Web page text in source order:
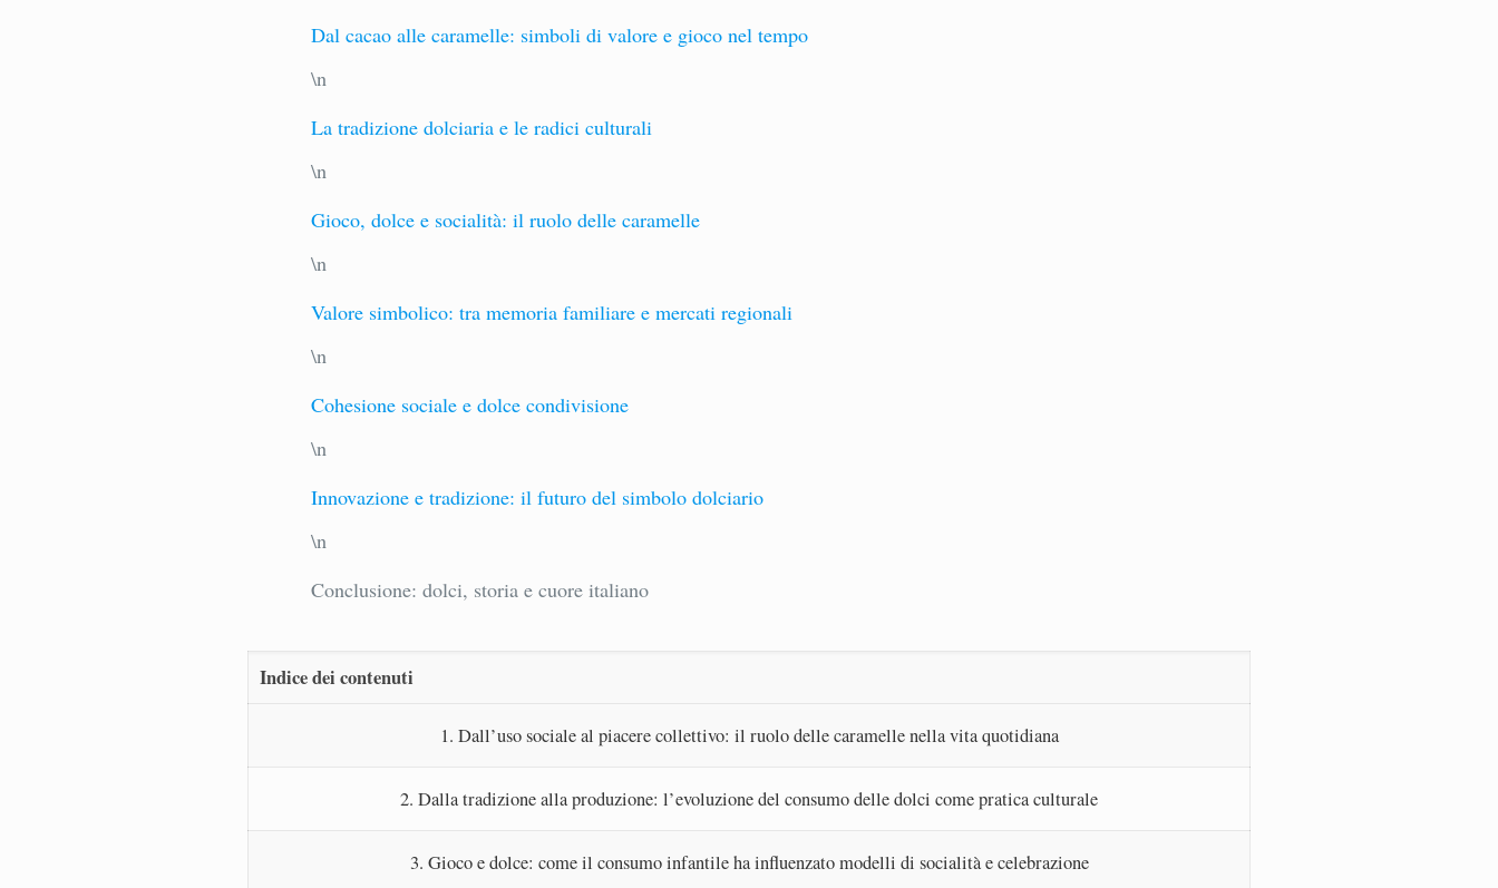
Dal cacao alle caramelle: simboli di valore e gioco nel tempo
\n
La tradizione dolciaria e le radici culturali
\n
Gioco, dolce e socialità: il ruolo delle caramelle
\n
Valore simbolico: tra memoria familiare e mercati regionali
\n
Cohesione sociale e dolce condivisione
\n
Innovazione e tradizione: il futuro del simbolo dolciario
\n
Conclusione: dolci, storia e cuore italiano
Indice dei contenuti
1. Dall’uso sociale al piacere collettivo: il ruolo delle caramelle nella vita quotidiana
2. Dalla tradizione alla produzione: l’evoluzione del consumo delle dolci come pratica culturale
3. Gioco e dolce: come il consumo infantile ha influenzato modelli di socialità e celebrazione